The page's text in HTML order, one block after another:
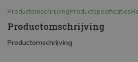
ProductomschrijvingProductspecificaties
Productomschrijving
Productomschrijving